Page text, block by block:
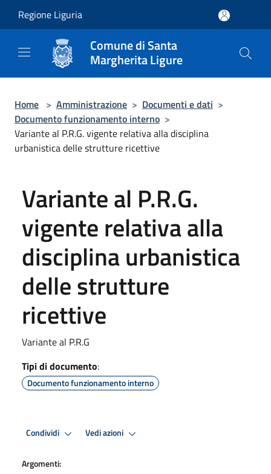
Regione Liguria
Comune di Santa
Margherita Ligure
Home > Amministrazione > Documenti e dati >
Documento funzionamento interno >
Variante al P.R.G. vigente relativa alla disciplina
urbanistica delle strutture ricettive
Variante al P.R.G.
vigente relativa alla
disciplina urbanistica
delle strutture
ricettive
Variante al P.R.G
Tipi di documento:
Documento funzionamento interno
Condividi Vedi azioni
Argomenti: